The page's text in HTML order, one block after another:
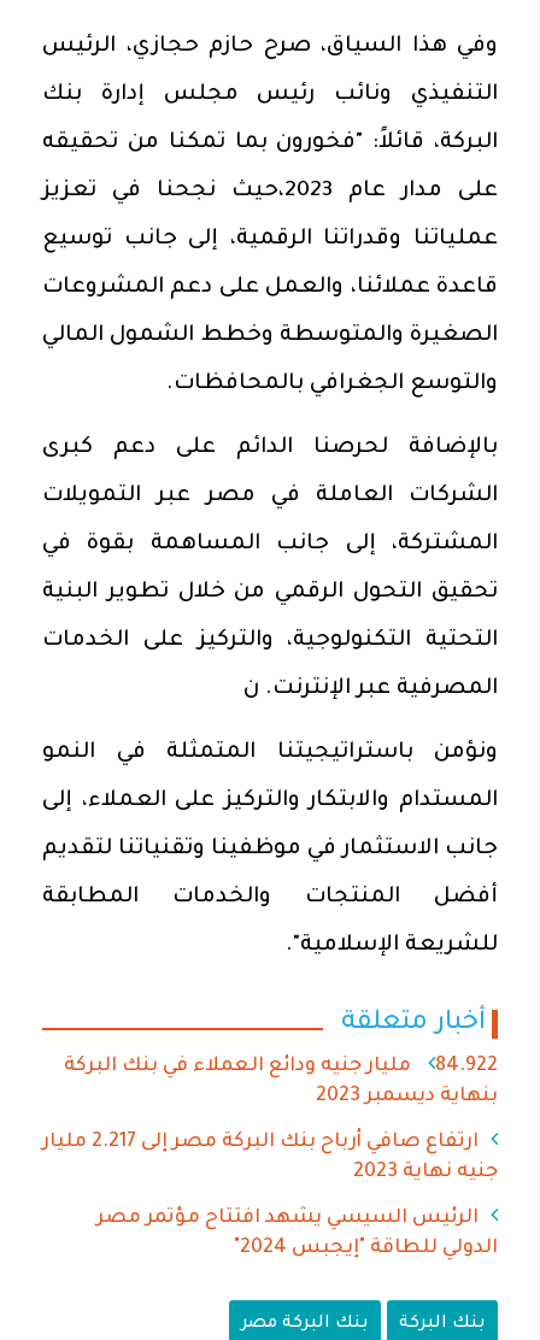
وفي هذا السياق، صرح حازم حجازي، الرئيس
التنفيذي ونائب رئيس مجلس إدارة بنك
البركة، قائلاً: "فخورون بما تمكنا من تحقيقه
على مدار عام 2023،حيث نجحنا في تعزيز
عملياتنا وقدراتنا الرقمية، إلى جانب توسيع
قاعدة عملائنا، والعمل على دعم المشروعات
الصغيرة والمتوسطة وخطط الشمول المالي
والتوسع الجغرافي بالمحافظات.
بالإضافة لحرصنا الدائم على دعم كبرى
الشركات العاملة في مصر عبر التمويلات
المشتركة، إلى جانب المساهمة بقوة في
تحقيق التحول الرقمي من خلال تطوير البنية
التحتية التكنولوجية، والتركيز على الخدمات
المصرفية عبر الإنترنت. ن
ونؤمن باستراتيجيتنا المتمثلة في النمو
المستدام والابتكار والتركيز على العملاء، إلى
جانب الاستثمار في موظفينا وتقنياتنا لتقديم
أفضل المنتجات والخدمات المطابقة
للشريعة الإسلامية".
أخبار متعلقة
84.922 مليار جنيه ودائع العملاء في بنك البركة
بنهاية ديسمبر 2023
ارتفاع صافي أرباح بنك البركة مصر إلى 2.217 مليار
جنيه نهاية 2023
الرئيس السيسي يشهد افتتاح مؤتمر مصر
الدولي للطاقة "إيجبس 2024"
بنك البركة بنك البركة مصر